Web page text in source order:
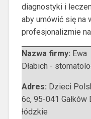
diagnostyki i
aby umówić się na
profesjonalizmie
Nazwa firmy: Ewa
Dłabich -
Adres: Dzieci
6c, 95-041 Gałków
łódzkie